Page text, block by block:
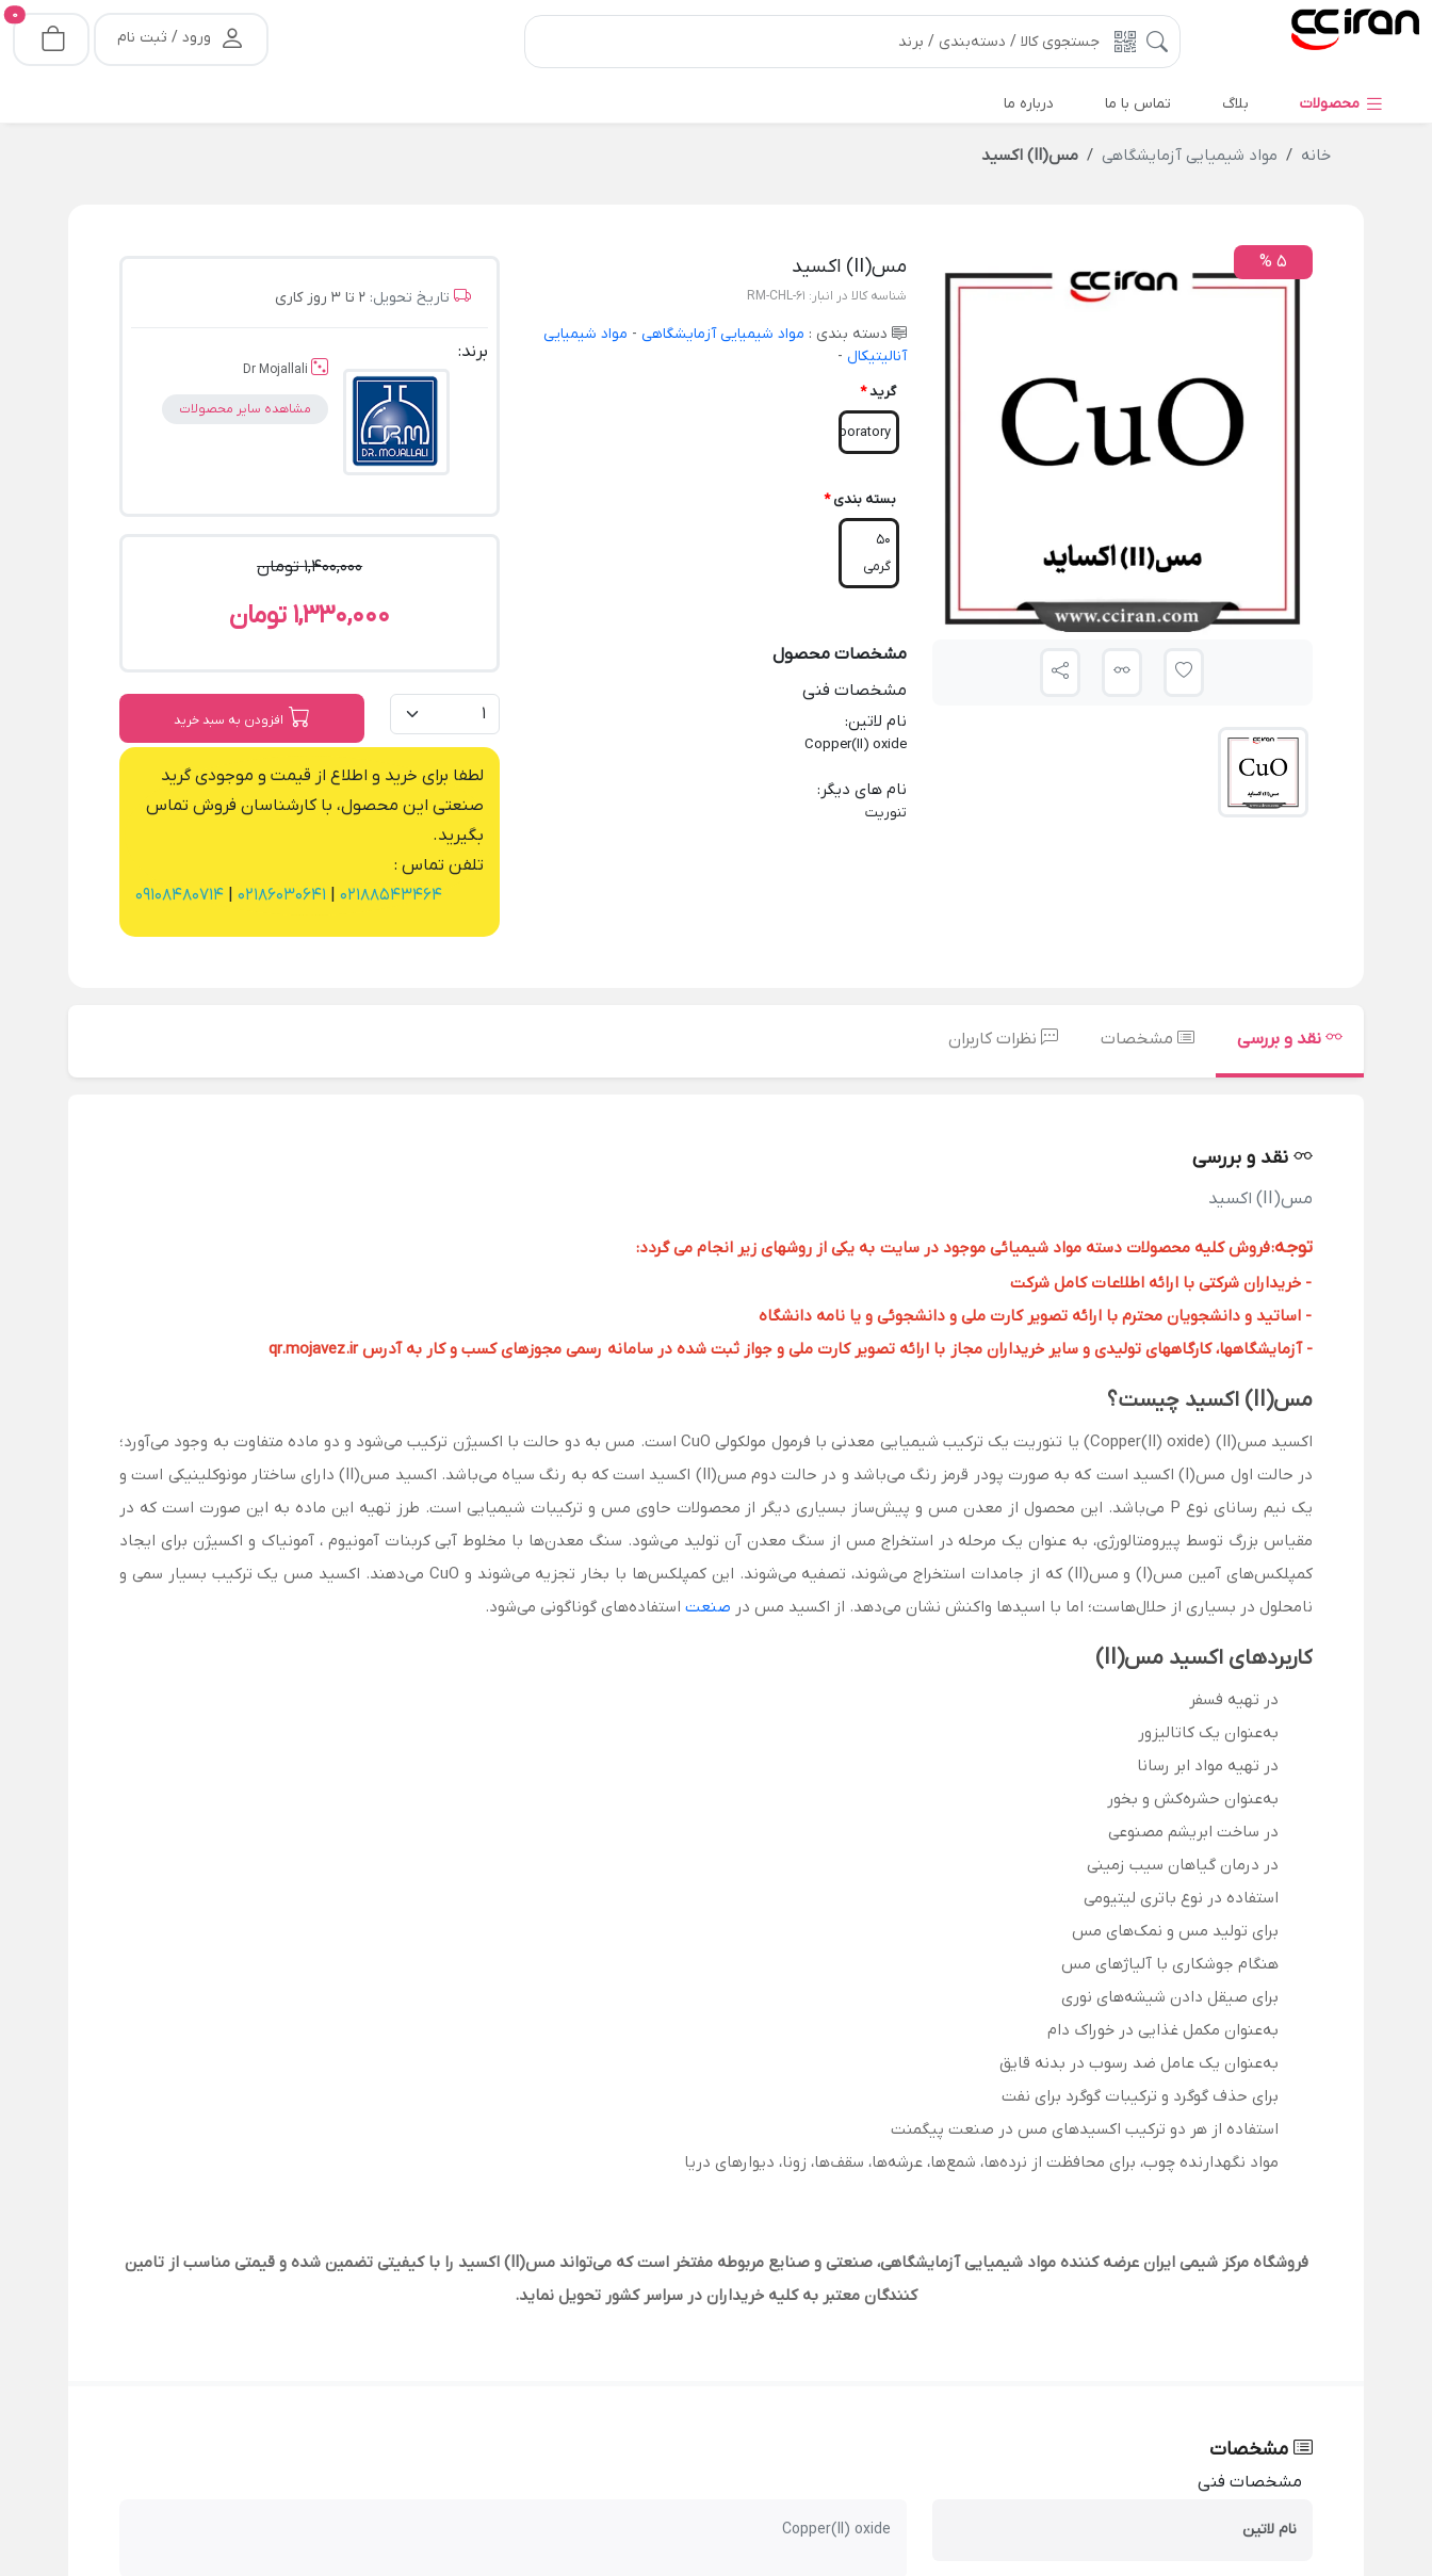
ورود / ثبت نام
0
محصولات بلاگ تماس با ما درباره ما
خانه مواد شیمیایی آزمایشگاهی مس(II) اکسید
5 % مس(II) اکسید
شناسه کالا در انبار: RM-CHL-61
دسته بندی : مواد شیمیایی آزمایشگاهی - مواد شیمیایی
آنالیتیکال -
گرید*
Laboratory
بسته بندی *
50
گرمی
مشخصات محصول
مشخصات فنی
نام لاتین:
Copper(II) oxide
نام های دیگر :
تنوریت
تاریخ تحویل: 2 تا 3 روز کاری
برند:
Dr Mojallali
مشاهده سایر محصولات
1,400,000 تومان
1,330,000 تومان
افزودن به سبد خرید
لطفا برای خرید و اطلاع از قیمت و موجودی گرید
صنعتی این محصول، با کارشناسان فروش تماس
بگیرید.
تلفن تماس :
02188543464
02186030641
09108480714
نقد و بررسی مشخصات نظرات کاربران
نقد و بررسی
مس(II) اکسید
توجه:فروش کلیه محصولات دسته مواد شیمیائی موجود در سایت به یکی از روشهای زیر انجام می گردد:
- خریداران شرکتی با ارائه اطلاعات کامل شرکت
- اساتید و دانشجویان محترم با ارائه تصویر کارت ملی و دانشجوئی و یا نامه دانشگاه
- آزمایشگاهها، کارگاههای تولیدی و سایر خریداران مجاز با ارائه تصویر کارت ملی و جواز ثبت شده در سامانه رسمی مجوزهای کسب و کار به آدرس qr.mojavez.ir
مس(II) اکسید چیست؟
اکسید مس(II) (Copper(II) oxide) یا تنوریت یک ترکیب شیمیایی معدنی با فرمول مولکولی CuO است. مس به دو حالت با اکسیژن ترکیب می‌‌شود و دو ماده متفاوت به وجود می‌آورد؛
در حالت اول مس(I) اکسید است که به صورت پودر قرمز رنگ می‌باشد و در حالت دوم مس(II) اکسید است که به رنگ سیاه می‌باشد. اکسید مس(II) دارای ساختار مونوکلینیکی است و
یک نیم رسانای نوع P می‌باشد. این محصول از معدن مس و پیش‌ساز بسیاری دیگر از محصولات حاوی مس و ترکیبات شیمیایی است. طرز تهیه این ماده به این صورت است که در
مقیاس بزرگ توسط پیرومتالورژی، به عنوان یک مرحله در استخراج مس از سنگ معدن آن تولید می‌شود. سنگ معدن‌ها با مخلوط آبی کربنات آمونیوم ، آمونیاک و اکسیژن برای ایجاد
کمپلکس‌های آمین مس(I) و مس(II) که از جامدات استخراج می‌شوند، تصفیه می‌شوند. این کمپلکس‌ها با بخار تجزیه می‌شوند و CuO می‌دهند. اکسید مس یک ترکیب بسیار سمی و
نامحلول در بسیاری از حلال‌هاست؛ اما با اسیدها واکنش نشان می‌دهد. از اکسید مس در صنعت استفاده‌های گوناگونی می‌شود.
کاربردهای اکسید مس(II)
در تهیه فسفر
به‌عنوان یک کاتالیزور
در تهیه مواد ابر رسانا
به‌عنوان حشره‌کش و بخور
در ساخت ابریشم مصنوعی
در درمان گیاهان سیب زمینی
استفاده در نوع باتری لیتیومی
برای تولید مس و نمک‌های مس
هنگام جوشکاری با آلیاژهای مس
برای صیقل دادن شیشه‌های نوری
به‌عنوان مکمل غذایی در خوراک دام
به‌عنوان یک عامل ضد رسوب در بدنه قایق
برای حذف گوگرد و ترکیبات گوگرد برای نفت
استفاده از هر دو ترکیب اکسیدهای مس در صنعت پیگمنت
مواد نگهدارنده چوب، برای محافظت از نرده‌ها، شمع‌ها، عرشه‌ها، سقف‌ها، زونا، دیوارهای دریا
فروشگاه مرکز شیمی ایران عرضه کننده مواد شیمیایی آزمایشگاهی، صنعتی و صنایع مربوطه مفتخر است که می‌تواند مس(II) اکسید را با کیفیتی تضمین شده و قیمتی مناسب از تامین
کنندگان معتبر به کلیه خریداران در سراسر کشور تحویل نماید.
مشخصات
مشخصات فنی
نام لاتین Copper(II) oxide